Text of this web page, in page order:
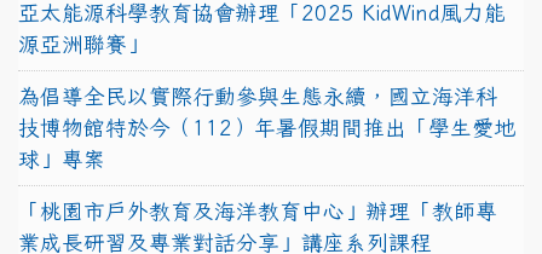
亞太能源科學教育協會辦理「2025 KidWind風力能
源亞洲聯賽」
為倡導全民以實際行動參與生態永續，國立海洋科
技博物館特於今（112）年暑假期間推出「學生愛地
球」專案
「桃園市戶外教育及海洋教育中心」辦理「教師專
業成長研習及專業對話分享」講座系列課程